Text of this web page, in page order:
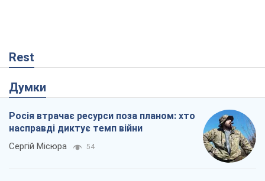
Rest
Думки
Росія втрачає ресурси поза планом: хто
насправді диктує темп війни
Сергій Місюра 54